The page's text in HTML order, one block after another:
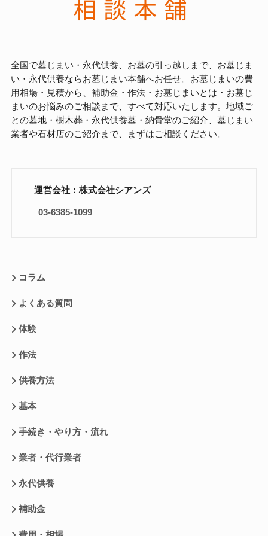
全国で墓じまい・永代供養、お墓の引っ越しまで、お墓じま
い・永代供養ならお墓じまい本舗へお任せ。お墓じまいの費
用相場・見積から、補助金・作法・お墓じまいとは・お墓じ
まいのお悩みのご相談まで、すべて対応いたします。地域ご
との墓地・樹木葬・永代供養墓・納骨堂のご紹介、墓じまい
業者や石材店のご紹介まで、まずはご相談ください。
運営会社：株式会社シアンズ
03-6385-1099
コラム
よくある質問
体験
作法
供養方法
基本
手続き・やり方・流れ
業者・代行業者
永代供養
補助金